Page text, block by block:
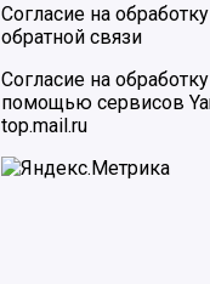
Согласие на
обратной связи
Согласие на
помощью сервисов
top.mail.ru